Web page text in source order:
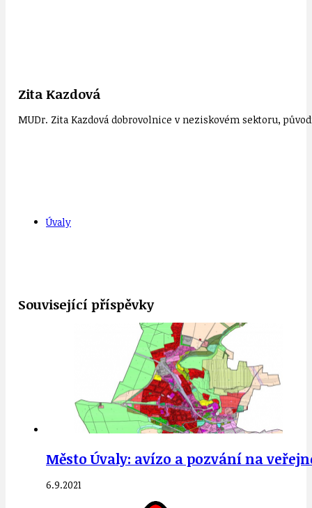
Zita Kazdová
MUDr. Zita Kazdová dobrovolnice v neziskovém sektoru,
Úvaly
Související příspěvky
Město Úvaly: avízo a pozvání na
6.9.2021